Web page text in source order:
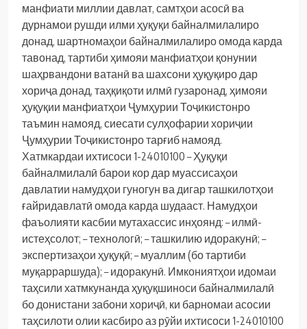
манфиати миллии давлат, самтҳои асосӣ ва
дурнамои рушди илми ҳуқуқи байналмилалиро
донад, шартномаҳои байналмилалиро омода карда
тавонад, тартиби ҳимояи манфиатҳои қонунии
шаҳрвандони ватанӣ ва шахсони ҳуқуқиро дар
хориҷа донад, таҳқиқоти илмӣ гузаронад, ҳимояи
ҳуқуқии манфиатҳои Ҷумҳурии Тоҷикистонро
таъмин намояд, сиесати сулҳофарии хориҷии
Ҷумҳурии Тоҷикистонро тарғиб намояд.
Хатмкардаи ихтисоси 1-24010100 – Ҳуқуқи
байналмилалӣ барои кор дар муассисаҳои
давлатии намудҳои гуногун ва дигар ташкилотҳои
ғайридавлатӣ омода карда шудааст. Намудҳои
фаъолияти касбии мутахассис инҳоянд: – илмӣ-
истеҳсолот; – технологӣ; – ташкилию идоракунӣ; –
экспертизаҳои ҳуқуқӣ; – муаллим (бо тартиби
муқарраршуда); – идоракунӣ. Имкониятҳои идомаи
таҳсили хатмкунанда ҳуқуқшиноси байналмилалӣ
бо донистани забони хориҷӣ, ки барномаи асосии
таҳсилоти олии касбиро аз рӯйи ихтисоси 1-24010100